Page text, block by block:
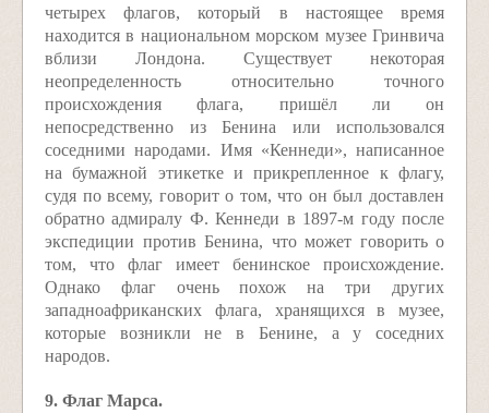
четырех флагов, который в настоящее время
находится в национальном морском музее Гринвича
вблизи Лондона. Существует некоторая
неопределенность относительно точного
происхождения флага, пришёл ли он
непосредственно из Бенина или использовался
соседними народами. Имя «Кеннеди», написанное
на бумажной этикетке и прикрепленное к флагу,
судя по всему, говорит о том, что он был доставлен
обратно адмиралу Ф. Кеннеди в 1897-м году после
экспедиции против Бенина, что может говорить о
том, что флаг имеет бенинское происхождение.
Однако флаг очень похож на три других
западноафриканских флага, хранящихся в музее,
которые возникли не в Бенине, а у соседних
народов.
9. Флаг Марса.